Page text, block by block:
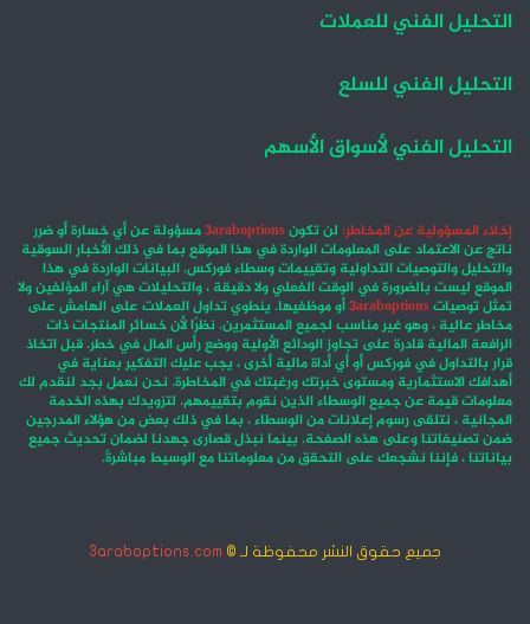
التحليل الفني للعملات
التحليل الفني للسلع
التحليل الفني لأسواق الأسهم
إخلاء المسؤولية عن المخاطر: لن تكون3araboptionsمسؤولة عن أي خسارة أو ضرر
ناتج عن الاعتماد على المعلومات الواردة في هذا الموقع بما في ذلك الأخبار السوقية
والتحليل والتوصيات التداولية وتقييمات وسطاء فوركس. البيانات الواردة في هذا
الموقع ليست بالضرورة في الوقت الفعلي ولا دقيقة ، والتحليلات هي آراء المؤلفين ولا
تمثل توصيات3araboptionsأو موظفيها. ينطوي تداول العملات على الهامش على
مخاطر عالية ، وهو غير مناسب لجميع المستثمرين. نظرًا لأن خسائر المنتجات ذات
الرافعة المالية قادرة على تجاوز الودائع الأولية ووضع رأس المال في خطر. قبل اتخاذ
قرار بالتداول في فوركس أو أي أداة مالية أخرى ، يجب عليك التفكير بعناية في
أهدافك الاستثمارية ومستوى خبرتك ورغبتك في المخاطرة. نحن نعمل بجد لنقدم لك
معلومات قيمة عن جميع الوسطاء الذين نقوم بتقييمهم. لتزويدك بهذه الخدمة
المجانية ، نتلقى رسوم إعلانات من الوسطاء ، بما في ذلك بعض من هؤلاء المدرجين
ضمن تصنيفاتنا وعلى هذه الصفحة. بينما نبذل قصارى جهدنا لضمان تحديث جميع
بياناتنا ، فإننا نشجعك على التحقق من معلوماتنا مع الوسيط مباشرةً.
جميع حقوق النشر محفوظة لـ © 3araboptions.com